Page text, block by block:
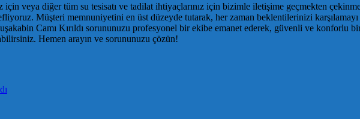
için veya diğer tüm su tesisatı ve tadilat ihtiyaçlarınız için bizimle iletişime geçmekten
Müşteri memnuniyetini en üst düzeyde tutarak, her zaman beklentilerinizi
Camı Kırıldı sorununuzu profesyonel bir ekibe emanet ederek, güvenli ve
Hemen arayın ve sorununuzu çözün!